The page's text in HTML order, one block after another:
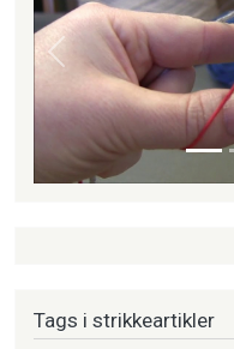
Forrige
Tags i strikkeartikler